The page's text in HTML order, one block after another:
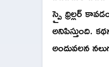
స్పై థ్రిల్లర్
అనిపిస్తుంది.
అందువలన